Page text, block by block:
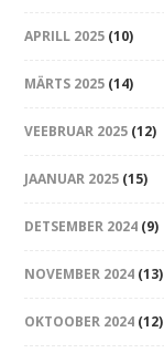
APRILL 2025 (10)
MÄRTS 2025 (14)
VEEBRUAR 2025 (12)
JAANUAR 2025 (15)
DETSEMBER 2024 (9)
NOVEMBER 2024 (13)
OKTOOBER 2024 (12)